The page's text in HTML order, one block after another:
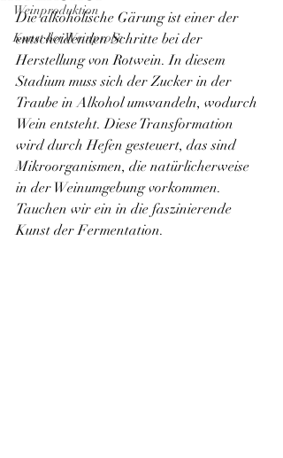
Weinproduktion
Kunst der Weinprobe
Die alkoholische Gärung ist einer der
entscheidenden Schritte bei der
Herstellung von Rotwein. In diesem
Stadium muss sich der Zucker in der
Traube in Alkohol umwandeln, wodurch
Wein entsteht. Diese Transformation
wird durch Hefen gesteuert, das sind
Mikroorganismen, die natürlicherweise
in der Weinumgebung vorkommen.
Tauchen wir ein in die faszinierende
Kunst der Fermentation.